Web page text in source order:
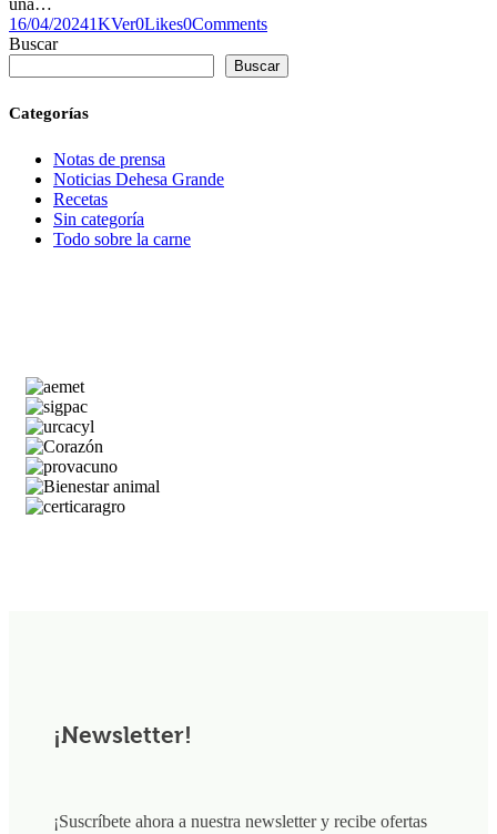
16/04/20241KVer0Likes0Comments
Buscar
Buscar
Categorías
Notas de prensa
Noticias Dehesa Grande
Recetas
Sin categoría
Todo sobre la carne
¡Newsletter!
¡Suscríbete ahora a nuestra newsletter y recibe ofertas